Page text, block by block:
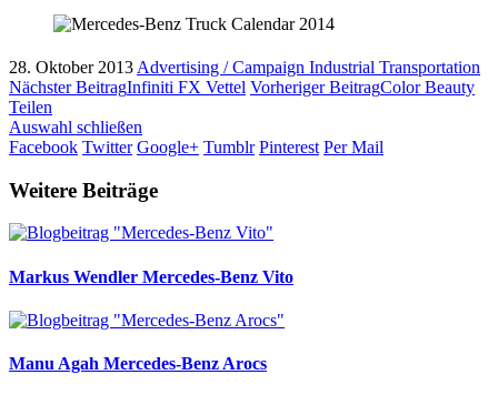
28. Oktober 2013 Advertising / Campaign Industrial Transportation
Nächster BeitragInfiniti FX Vettel Vorheriger BeitragColor Beauty
Teilen
Auswahl schließen
Facebook Twitter Google+ Tumblr Pinterest Per Mail
Weitere Beiträge
Markus Wendler Mercedes-Benz Vito
Manu Agah Mercedes-Benz Arocs